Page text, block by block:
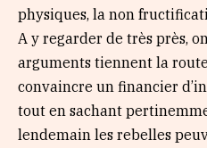
physiques, la non
A y regarder de très près,
arguments tiennent la
convaincre un financier
tout en sachant
lendemain les rebelles